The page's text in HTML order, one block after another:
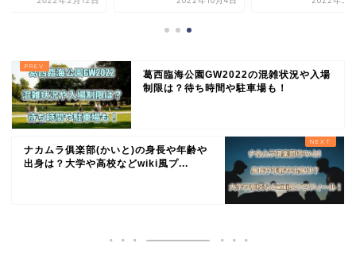
葛西臨海公園GW2022の混雑状況や入場
制限は？待ち時間や駐車場も！
ナカムラ俱楽部(かいと)の身長や年齢や
出身は？大学や高校などwiki風プ...